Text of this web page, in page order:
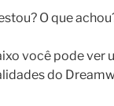
O que
você pode ver
do